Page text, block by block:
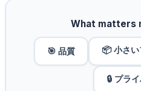
What matters
🎯 品質 📦 小さい
🔒 プラ